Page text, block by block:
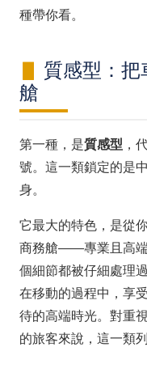
種帶你看。
質感型：把
艙
第一種，是質感型 ，
號。這一類鎖定的是
身。
它最大的特色，是從
商務艙——專業且高端
個細節都被仔細處理
在移動的過程中，享
待的高端時光。對重
的旅客來說，這一類